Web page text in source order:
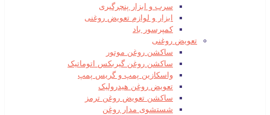
سرب و ابزار پنچرگیری
ابزار و لوازم تعویض روغنی
کمپرسور باد
تعویض روغنی
ساکشن روغن موتور
ساکشن روغن گیربکس اتوماتیک
واسکازین پمپ و گریس پمپ
تعویض روغن هیدرولیک
ساکشن تعویض روغن ترمز
شستشوی مدار روغن